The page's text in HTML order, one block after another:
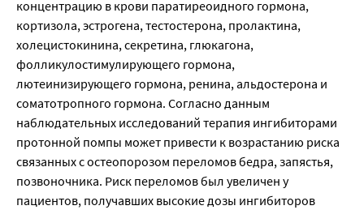
концентрацию в крови паратиреоидного гормона,
кортизола, эстрогена, тестостерона, пролактина,
холецистокинина, секретина, глюкагона,
фолликулостимулирующего гормона,
лютеинизирующего гормона, ренина, альдостерона и
соматотропного гормона. Согласно данным
наблюдательных исследований терапия ингибиторами
протонной помпы может привести к возрастанию риска
связанных с остеопорозом переломов бедра, запястья,
позвоночника. Риск переломов был увеличен у
пациентов, получавших высокие дозы ингибиторов